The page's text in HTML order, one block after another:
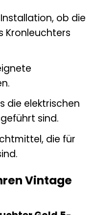
ob die
Kronleuchters
die elektrischen
sind.
die für
Vintage